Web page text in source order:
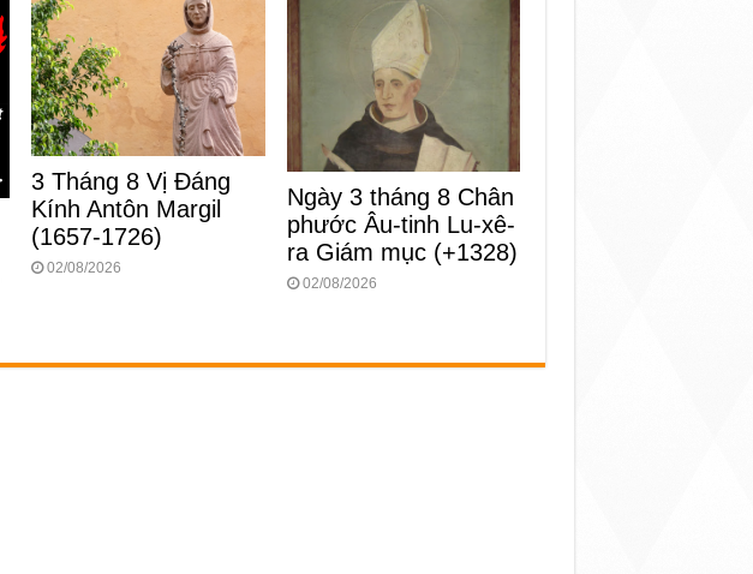
3 Tháng 8 Vị Ðáng
Kính Antôn Margil
(1657-1726)
02/08/2026
Ngày 3 tháng 8 Chân
phước Âu-tinh Lu-xê-
ra Giám mục (+1328)
02/08/2026